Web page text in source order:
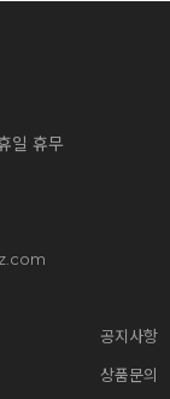
일 휴무
공지사항
상품문의